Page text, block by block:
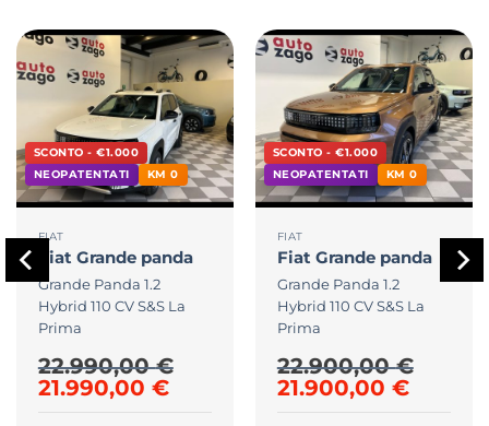
SCONTO - €1.000
NEOPATENTATI
KM 0
FIAT
Fiat Grande panda
Grande Panda 1.2
Hybrid 110 CV S&S La
Prima
22.990,00€
Il prezzo originale era: 22.990,00 €.
21.990,00 €Il prezzo attuale è:
SCONTO - €1.000
NEOPATENTATI
KM 0
FIAT
Fiat Grande panda
Grande Panda 1.2
Hybrid 110 CV S&S La
Prima
22.900,00€
Il prezzo originale
21.900,00 €Il